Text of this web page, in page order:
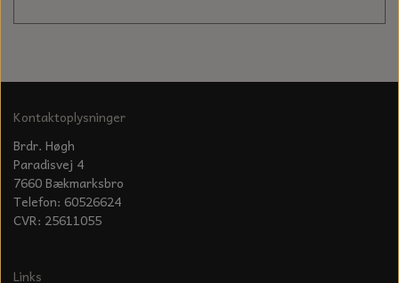
Kontaktoplysninger
Brdr. Høgh
Paradisvej 4
7660 Bækmarksbro
Telefon: 60526624
CVR: 25611055
Links